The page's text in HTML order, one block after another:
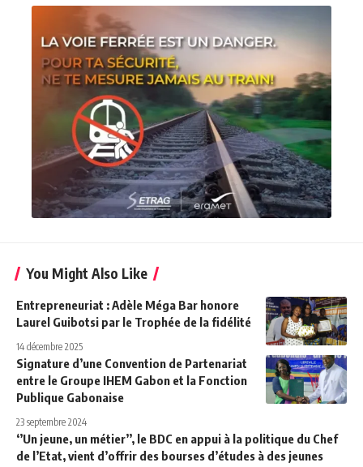
You Might Also Like
Entrepreneuriat : Adèle Méga Bar honore
Laurel Guibotsi par le Trophée de la fidélité
14 décembre 2025
Signature d’une Convention de Partenariat
entre le Groupe IHEM Gabon et la Fonction
Publique Gabonaise
23 septembre 2024
‘’Un jeune, un métier’’, le BDC en appui à la politique du Chef
de l’Etat, vient d’offrir des bourses d’études à des jeunes